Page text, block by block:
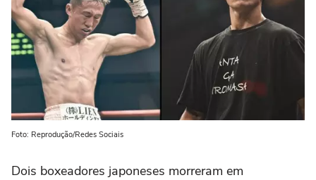
Foto: Reprodução/Redes Sociais
Dois boxeadores japoneses morreram em